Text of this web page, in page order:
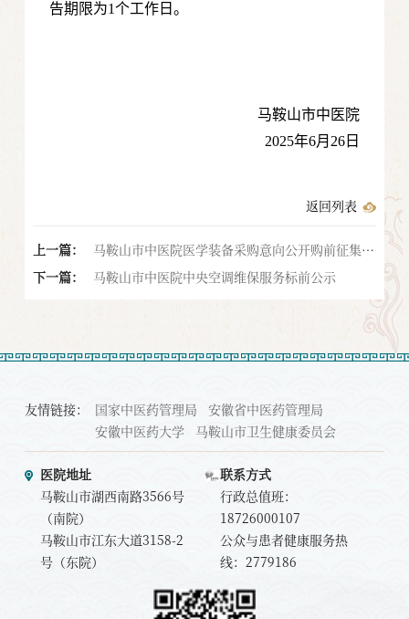
告期限为1个工作日。
马鞍山市中医院
2025年6月26日
返回列表
上一篇：
马鞍山市中医院医学装备采购意向公开购前征集供
应商公告
下一篇： 马鞍山市中医院中央空调维保服务标前公示
友情链接： 国家中医药管理局
安徽省中医药管理局
安徽中医药大学
马鞍山市卫生健康委员会
医院地址
马鞍山市湖西南路3566号
（南院）
马鞍山市江东大道3158-2
号（东院）
联系方式
行政总值班：
18726000107
公众与患者健康服务热
线：2779186